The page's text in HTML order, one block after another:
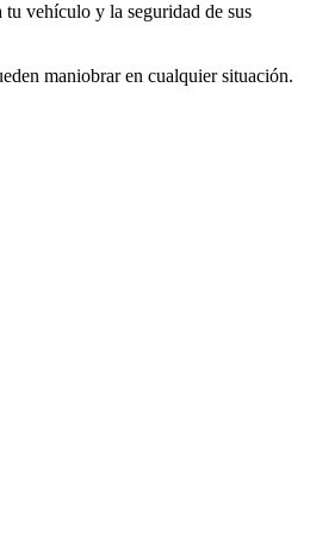
vehículo y la seguridad de sus
maniobrar en cualquier situación.